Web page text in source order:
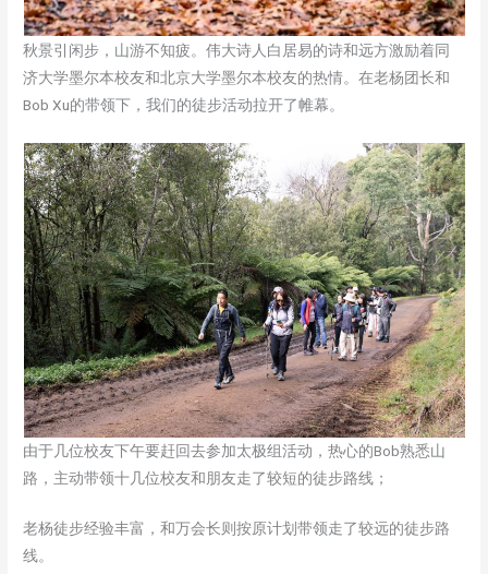
秋景引闲步，山游不知疲。伟大诗人白居易的诗和远方激励着同
济大学墨尔本校友和北京大学墨尔本校友的热情。在老杨团长和
Bob Xu的带领下，我们的徒步活动拉开了帷幕。
由于几位校友下午要赶回去参加太极组活动，热心的Bob熟悉山
路，主动带领十几位校友和朋友走了较短的徒步路线；
老杨徒步经验丰富，和万会长则按原计划带领走了较远的徒步路
线。